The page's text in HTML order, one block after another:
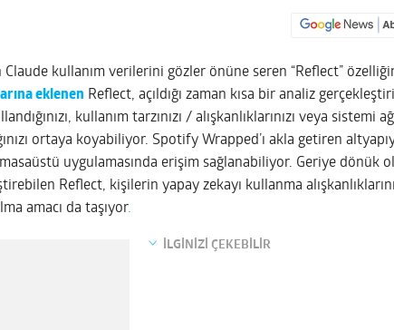
kullanım verilerini gözler önüne seren “Reflect”
eklenen Reflect, açıldığı zaman kısa bir analiz
kullanım tarzınızı / alışkanlıklarınızı veya sistemi
ortaya koyabiliyor. Spotify Wrapped’ı akla getiren
uygulamasında erişim sağlanabiliyor. Geriye dönük
Reflect, kişilerin yapay zekayı kullanma alışkanlıklarını
amacı da taşıyor.
İLGİNİZİ ÇEKEBİLİR